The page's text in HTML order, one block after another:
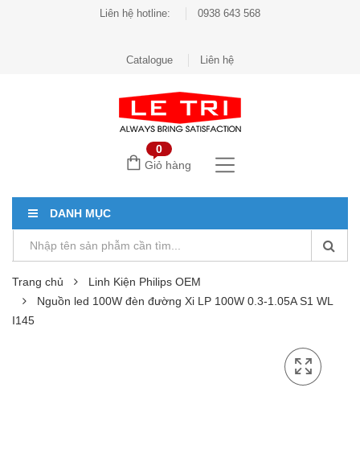
Liên hệ hotline: 0938 643 568
Catalogue Liên hệ
0
Giỏ hàng
DANH MỤC
Trang chủ
Linh Kiện Philips OEM
Nguồn led 100W đèn đường Xi LP 100W 0.3-1.05A S1 WL
I145